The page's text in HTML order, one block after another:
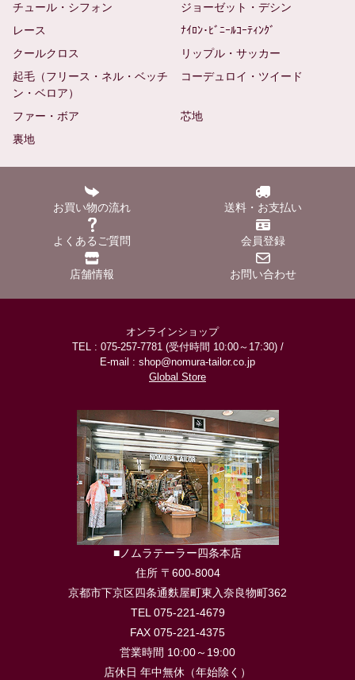
チュール・シフォン
ジョーゼット・デシン
レース
ﾅｲﾛﾝ･ﾋﾞﾆｰﾙｺｰﾃｨﾝｸﾞ
クールクロス
リップル・サッカー
起毛（フリース・ネル・ベッチ
ン・ベロア）
コーデュロイ・ツイード
ファー・ボア
芯地
裏地
お買い物の流れ 送料・お支払い
よくあるご質問 会員登録
店舗情報 お問い合わせ
オンラインショップ
TEL : 075-257-7781 (受付時間 10:00～17:30) /
E-mail : shop@nomura-tailor.co.jp
Global Store
■ノムラテーラー四条本店
住所 〒600-8004
京都市下京区四条通麩屋町東入奈良物町362
TEL 075-221-4679
FAX 075-221-4375
営業時間 10:00～19:00
店休日 年中無休（年始除く）